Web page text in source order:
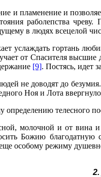
и пламенение и
раболепства
в людях всецелой
услаждать гортань
от Спасителя
[9]. Постясь, идет
не доводят до
Ноя и Лота
телесного
молочной и от вина
Божию
особому режиму